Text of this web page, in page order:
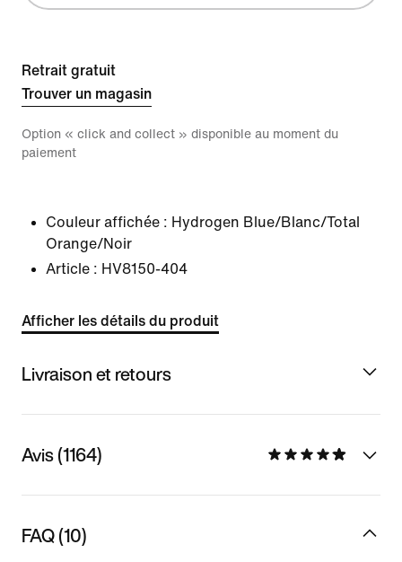
Retrait gratuit
Trouver un magasin
Option « click and collect » disponible au moment du
paiement
Couleur affichée : Hydrogen Blue/Blanc/Total
Orange/Noir
Article : HV8150-404
Afficher les détails du produit
Livraison et retours
Avis (1164)
FAQ (10)